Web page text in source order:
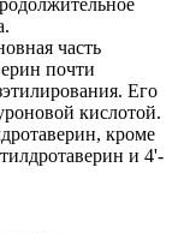
часть
почти
Его
кислотой.
кроме
и 4'-